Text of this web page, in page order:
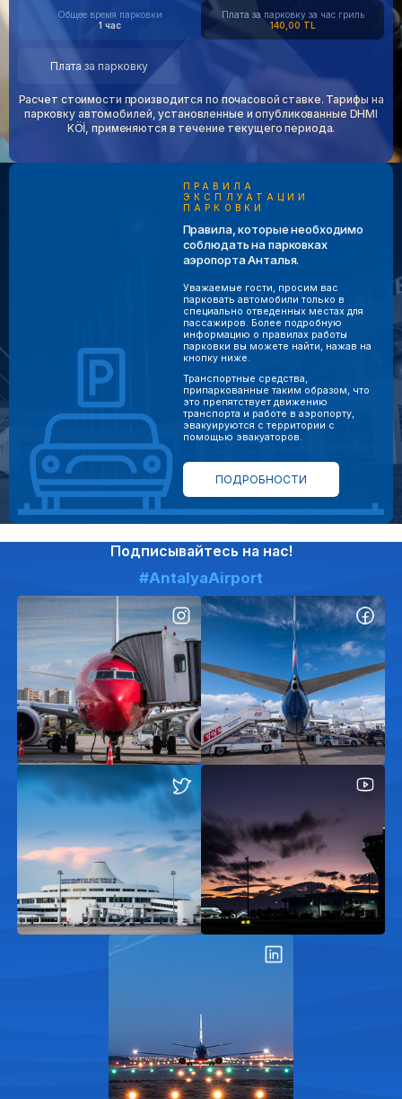
Общее время парковки
1 час
Плата за парковку за час гриль
140,00 TL
Плата за парковку
Расчет стоимости производится по почасовой ставке. Тарифы на
парковку автомобилей, установленные и опубликованные DHMI
KÖİ, применяются в течение текущего периода.
ПРАВИЛА
ЭКСПЛУАТАЦИИ
ПАРКОВКИ
Правила, которые необходимо
соблюдать на парковках
аэропорта Анталья.
Уважаемые гости, просим вас
парковать автомобили только в
специально отведенных местах для
пассажиров. Более подробную
информацию о правилах работы
парковки вы можете найти, нажав на
кнопку ниже.
Транспортные средства,
припаркованные таким образом, что
это препятствует движению
транспорта и работе в аэропорту,
эвакуируются с территории с
помощью эвакуаторов.
ПОДРОБНОСТИ
Подписывайтесь на нас!
#AntalyaAirport